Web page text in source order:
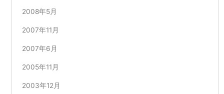
2008年5月
2007年11月
2007年6月
2005年11月
2003年12月